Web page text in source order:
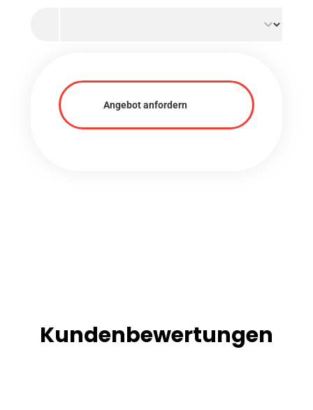
Angebot anfordern
Kundenbewertungen